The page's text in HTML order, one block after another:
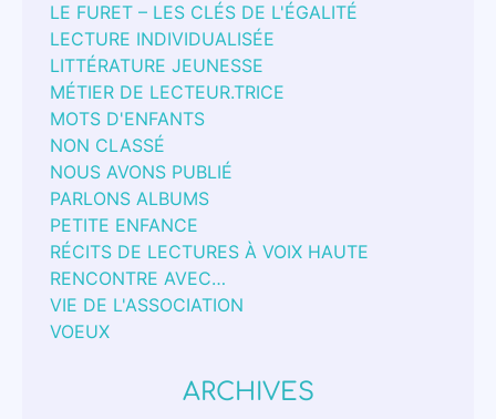
LE FURET – LES CLÉS DE L'ÉGALITÉ
LECTURE INDIVIDUALISÉE
LITTÉRATURE JEUNESSE
MÉTIER DE LECTEUR.TRICE
MOTS D'ENFANTS
NON CLASSÉ
NOUS AVONS PUBLIÉ
PARLONS ALBUMS
PETITE ENFANCE
RÉCITS DE LECTURES À VOIX HAUTE
RENCONTRE AVEC…
VIE DE L'ASSOCIATION
VOEUX
ARCHIVES